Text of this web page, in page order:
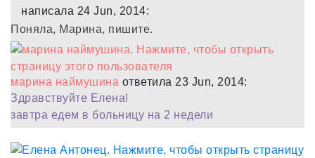
написала 24 Jun, 2014:
Поняла, Марина, пишите.
марина наймушина ответила 23 Jun, 2014:
Здравствуйте Елена!
завтра едем в больницу на 2 недели